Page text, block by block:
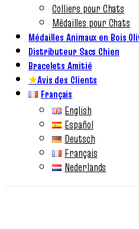
Colliers pour Chats
Médailles pour Chats
Médailles Animaux en Bois
Distributeur Sacs Chien
Bracelets Amitié
★Avis des Clients
Français
English
Español
Deutsch
Français
Nederlands